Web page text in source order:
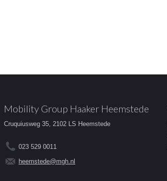
Mobility Group Haaker Heemstede
Cruquiusweg 35, 2102 LS Heemstede
023 529 0011
heemstede@mgh.nl